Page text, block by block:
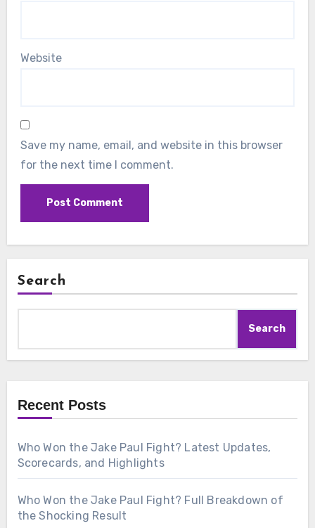
Website
Save my name, email, and website in this browser
for the next time I comment.
Search
Search
Recent Posts
Who Won the Jake Paul Fight? Latest Updates,
Scorecards, and Highlights
Who Won the Jake Paul Fight? Full Breakdown of
the Shocking Result